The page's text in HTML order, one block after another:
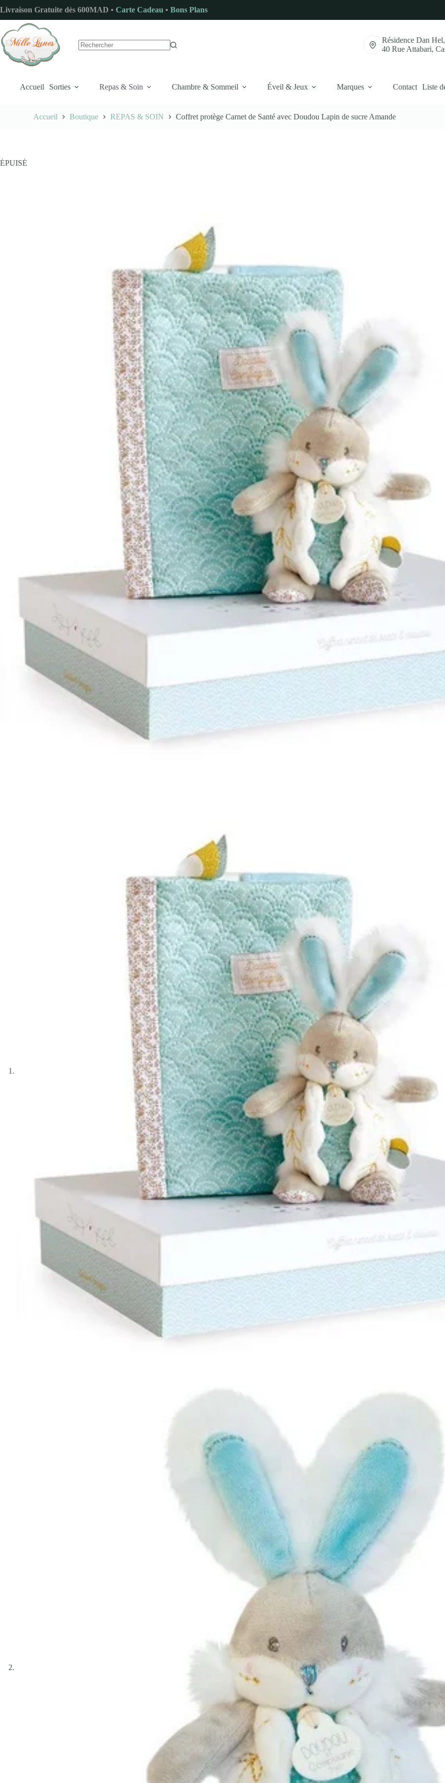
au
contenu
Livraison Gratuite dès 600MAD • Carte Cadeau • Bons Plans
Résidence Dan Hel,
40 Rue Attabari,
Accueil Sorties Repas & Soin Chambre & Sommeil Éveil & Jeux Marques Contact Liste
Accueil Boutique REPAS & SOIN Coffret protège Carnet de Santé avec Doudou Lapin de sucre Amande
ÉPUISÉ